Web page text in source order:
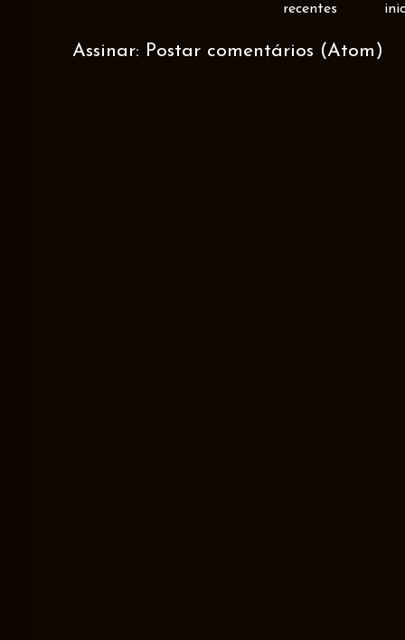
recentes
Assinar: Postar comentários (Atom)